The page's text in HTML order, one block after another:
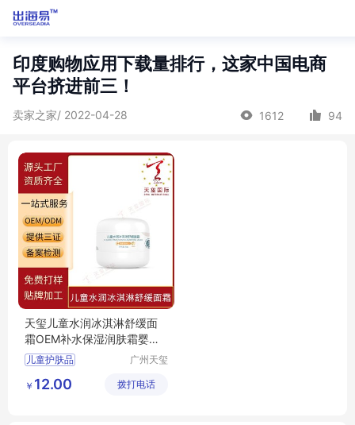
印度购物应用下载量排行，这家中国电商
平台挤进前三！
卖家之家/ 2022-04-28 1612 94
天玺儿童水润冰淇淋舒缓面
霜OEM补水保湿润肤霜婴童
护肤品代加工
儿童护肤品
化妆品加工
广州天玺
有限公司
￥ 12.00 拨打电话